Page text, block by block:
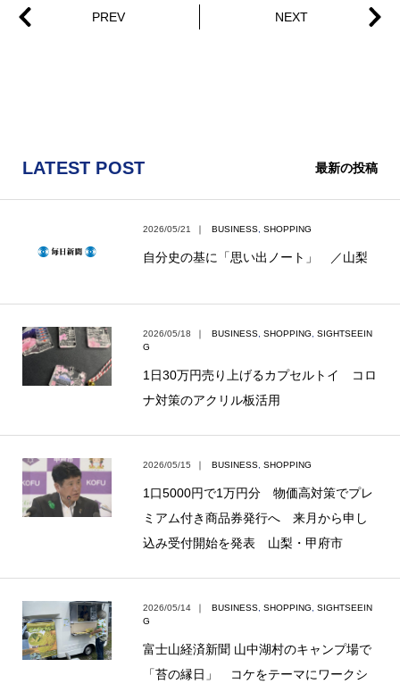
LATEST POST 最新の投稿
2026/05/21 ｜ BUSINESS SHOPPING
自分史の基に「思い出ノート」 ／山梨
2026/05/18 ｜ BUSINESS SHOPPING
SIGHTSEEIN
G
1日30万円売り上げるカプセルトイ コロ
ナ対策のアクリル板活用
2026/05/15 ｜ BUSINESS SHOPPING
1口5000円で1万円分 物価高対策でプレ
ミアム付き商品券発行へ 来月から申し
込み受付開始を発表 山梨・甲府市
2026/05/14 ｜ BUSINESS SHOPPING
SIGHTSEEIN
G
富士山経済新聞 山中湖村のキャンプ場で
「苔の縁日」 コケをテーマにワークシ